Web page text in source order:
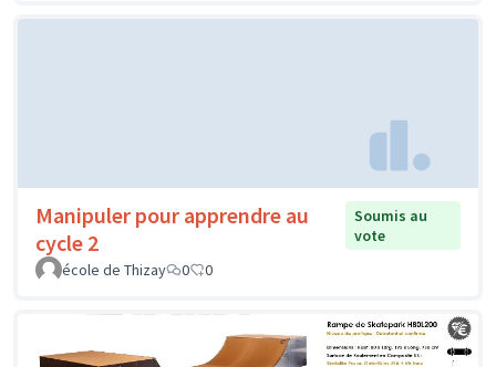
Manipuler pour apprendre au
cycle 2
Soumis au
vote
école de Thizay
0 0